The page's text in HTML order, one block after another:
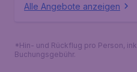
Alle Angebote anzeigen
*Hin- und Rückflug pro Person,
Buchungsgebühr.